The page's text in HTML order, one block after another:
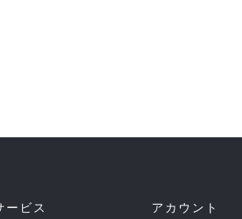
ービス アカウント